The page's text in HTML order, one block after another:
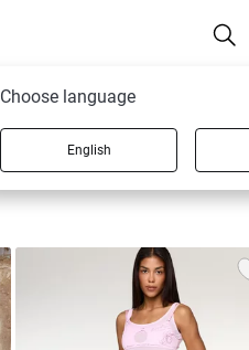
Choose language
English